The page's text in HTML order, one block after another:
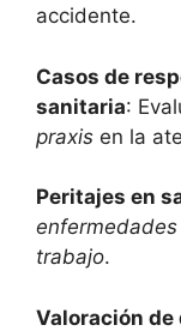
accidente.
Casos de
sanitaria:
praxis en la
Peritajes en
trabajo.
Valoración de